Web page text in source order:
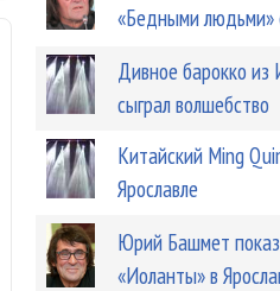
«Бедными людьми»
Дивное барокко из
сыграл волшебство
Китайский Ming
Ярославле
Юрий Башмет
«Иоланты» в